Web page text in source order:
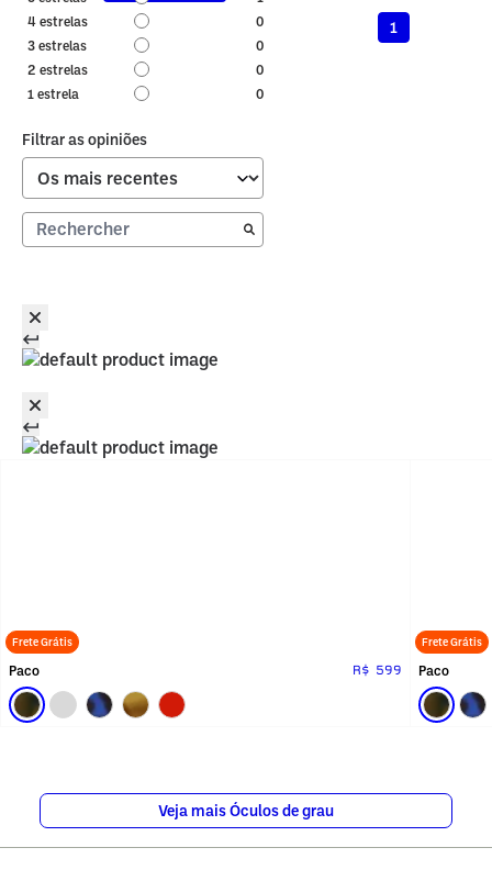
4 estrelas
0
3 estrelas
0
2 estrelas
0
1 estrela 0
Filtrar as opiniões
1
Frete Grátis
Paco R$ 599
Frete Grátis
Paco
Veja mais Óculos de grau